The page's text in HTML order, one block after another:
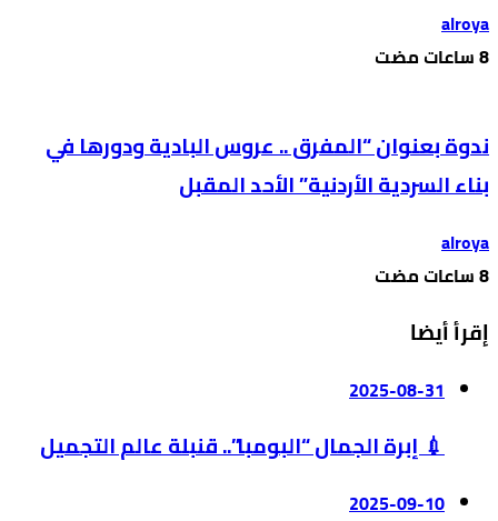
alroya
ندوة بعنوان “المفرق .. عروس البادية ودورها في
بناء السردية الأردنية” الأحد المقبل
alroya
إقرأ أيضا
2025-08-31
💉 إبرة الجمال “البومبا”.. قنبلة عالم التجميل
2025-09-10